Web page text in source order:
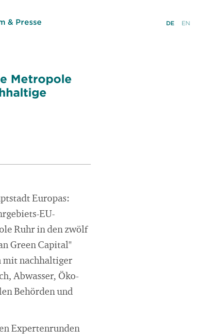
& Presse DE EN
Metropole
Europas:
EU-
Ruhr in den zwölf
Green Capital"
mit nachhaltiger
Abwasser, Öko-
Behörden und
Expertenrunden